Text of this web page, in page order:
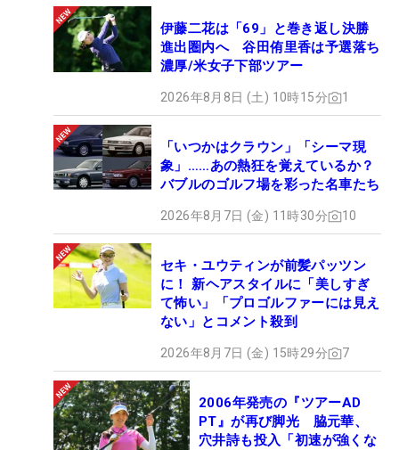
伊藤二花は「69」と巻き返し決勝
進出圏内へ 谷田侑里香は予選落ち
濃厚/米女子下部ツアー
2026年8月8日 (土) 10時15分 1
「いつかはクラウン」「シーマ現
象」……あの熱狂を覚えているか？
バブルのゴルフ場を彩った名車たち
2026年8月7日 (金) 11時30分 10
セキ・ユウティンが前髪パッツン
に！ 新ヘアスタイルに「美しすぎ
て怖い」「プロゴルファーには見え
ない」とコメント殺到
2026年8月7日 (金) 15時29分 7
2006年発売の『ツアーAD
PT』が再び脚光 脇元華、
穴井詩も投入「初速が強くな